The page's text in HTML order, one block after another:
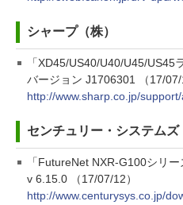
シャープ（株）
「XD45/US40/U40/U45/US45
バージョン J1706301 （17/07/
http://www.sharp.co.jp/
センチュリー・システムズ
「FutureNet NXR-G100シリー
v 6.15.0 （17/07/12）
http://www.centurysys.co.jp/